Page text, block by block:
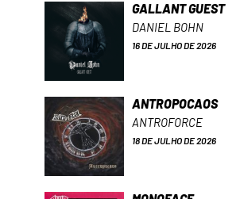
GALLANT GUEST
DANIEL BOHN
16 DE JULHO DE 2026
ANTROPOCAOS
ANTROFORCE
18 DE JULHO DE 2026